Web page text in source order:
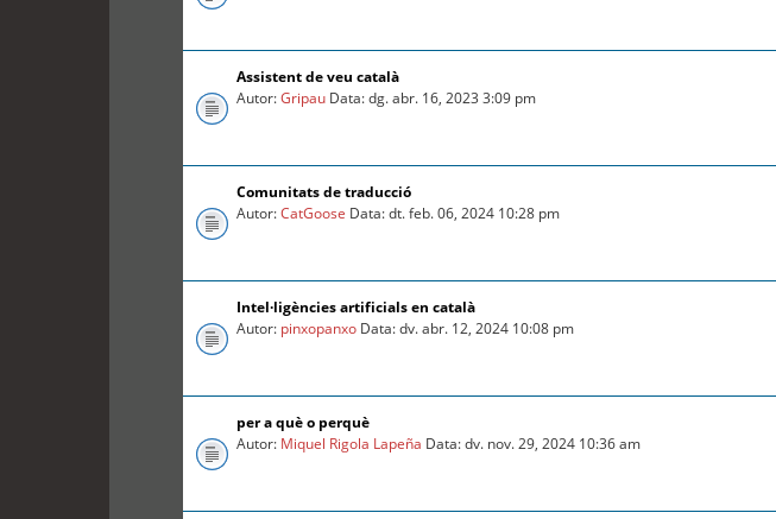
Assistent de veu català
Autor:Gripau Data: dg. abr. 16, 2023 3:09 pm
Comunitats de traducció
Autor:CatGoose Data: dt. feb. 06, 2024 10:28 pm
Intel·ligències artificials en català
Autor: pinxopanxo Data: dv. abr. 12, 2024 10:08 pm
per a què o perquè
Autor: Miquel Rigola Lapeña Data: dv. nov. 29, 2024 10:36 am